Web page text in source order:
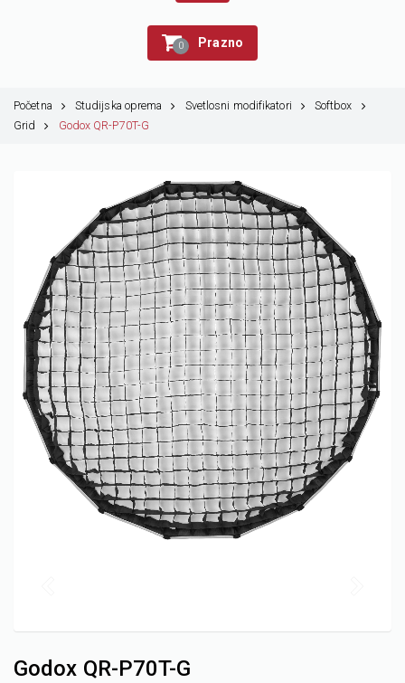
0 Prazno
Početna Studijska oprema Svetlosni modifikatori
Softbox
Grid
Godox QR-P70T-G
Godox QR-P70T-G